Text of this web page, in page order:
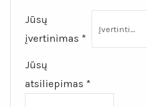
Jūsų
įvertinimas *
Jūsų
atsiliepimas *